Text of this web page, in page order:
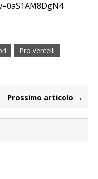
Pro Vercelli
Prossimo articolo →